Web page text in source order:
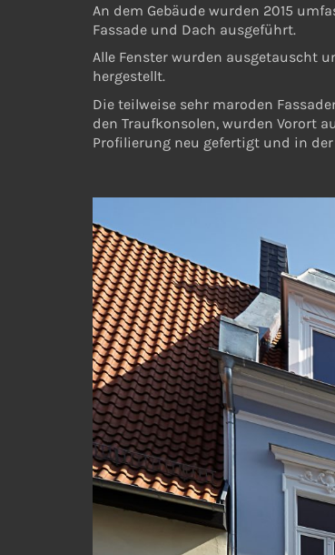
An dem Gebäude wurden 2015
Fassade und Dach ausgeführt.
Alle Fenster wurden ausgetauscht
hergestellt.
Die teilweise sehr maroden
den Traufkonsolen, wurden Vorort
Profilierung neu gefertigt und in